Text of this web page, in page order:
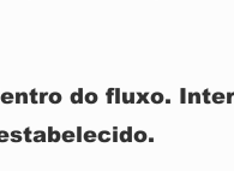
do fluxo.